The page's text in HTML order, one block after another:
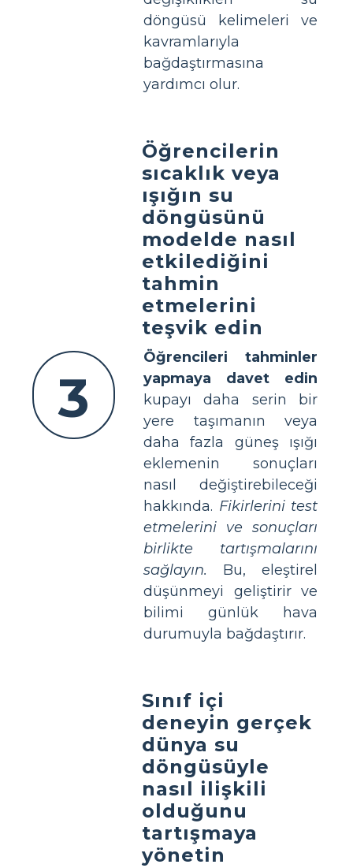
döngüsü kelimeleri ve
kavramlarıyla
bağdaştırmasına
yardımcı olur.
3
Öğrencilerin
sıcaklık veya
ışığın su
döngüsünü
modelde nasıl
etkilediğini
tahmin
etmelerini
teşvik edin
Öğrencileri tahminler
yapmaya davet edin
kupayı daha serin bir
yere taşımanın veya
daha fazla güneş ışığı
eklemenin sonuçları
nasıl değiştirebileceği
hakkında. Fikirlerini test
etmelerini ve sonuçları
birlikte tartışmalarını
sağlayın. Bu, eleştirel
düşünmeyi geliştirir ve
bilimi günlük hava
durumuyla bağdaştırır.
Sınıf içi
deneyin gerçek
dünya su
döngüsüyle
nasıl ilişkili
olduğunu
tartışmaya
yönetin